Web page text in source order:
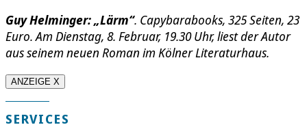
Guy Helminger: „Lärm“. Capybarabooks, 325 Seiten, 23
Euro. Am Dienstag, 8. Februar, 19.30 Uhr, liest der Autor
aus seinem neuen Roman im Kölner Literaturhaus.
ANZEIGE X
SERVICES